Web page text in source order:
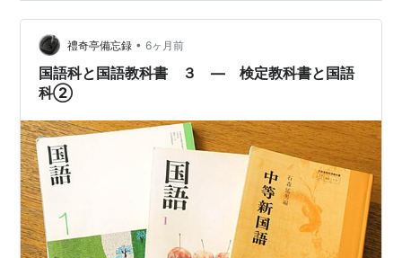
禮奇亭備忘録 • 6ヶ月前
国語科と国語教科書 ３ ― 検定教科書と国語
科②